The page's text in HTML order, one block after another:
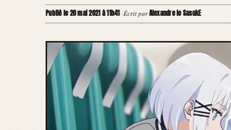
Publié le 20 mai 2021 à 11h41·Écrit parAlexandre le SasukE